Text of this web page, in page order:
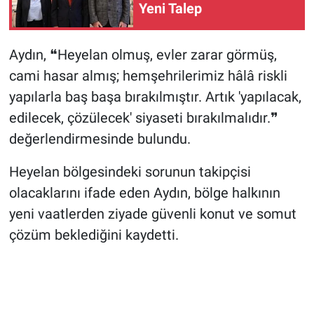
Yeni Talep
Aydın, ❝Heyelan olmuş, evler zarar görmüş,
cami hasar almış; hemşehrilerimiz hâlâ riskli
yapılarla baş başa bırakılmıştır. Artık 'yapılacak,
edilecek, çözülecek' siyaseti bırakılmalıdır.❞
değerlendirmesinde bulundu.
Heyelan bölgesindeki sorunun takipçisi
olacaklarını ifade eden Aydın, bölge halkının
yeni vaatlerden ziyade güvenli konut ve somut
çözüm beklediğini kaydetti.